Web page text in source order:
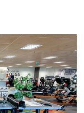
Next